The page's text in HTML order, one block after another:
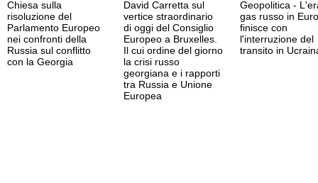
Chiesa sulla
risoluzione del
Parlamento Europeo
nei confronti della
Russia sul conflitto
con la Georgia
David Carretta sul
vertice straordinario
di oggi del Consiglio
Europeo a Bruxelles.
Il cui ordine del giorno
la crisi russo
georgiana e i rapporti
tra Russia e Unione
Europea
Geopolitica -
gas russo in
finisce con
l'interruzione del
transito in